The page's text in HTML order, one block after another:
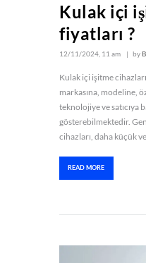
Kulak içi
fiyatları ?
12/11/2024, 11 am by
Kulak içi işitme
markasına, modeline,
teknolojiye ve satıcıya
gösterebilmektedir.
cihazları, daha küçük
READ MORE